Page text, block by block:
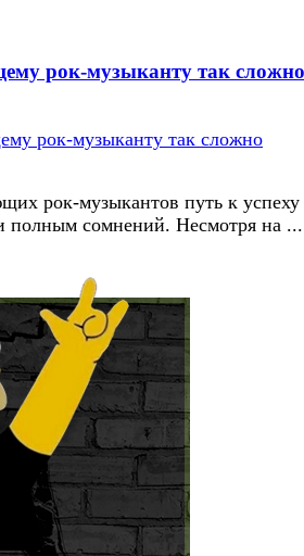
рок-музыканту так сложно
рок-музыкантов путь к успеху
полным сомнений. Несмотря на ...